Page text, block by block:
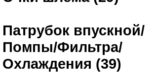
Патрубок впускной/
Помпы/Фильтра/
Охлаждения (39)